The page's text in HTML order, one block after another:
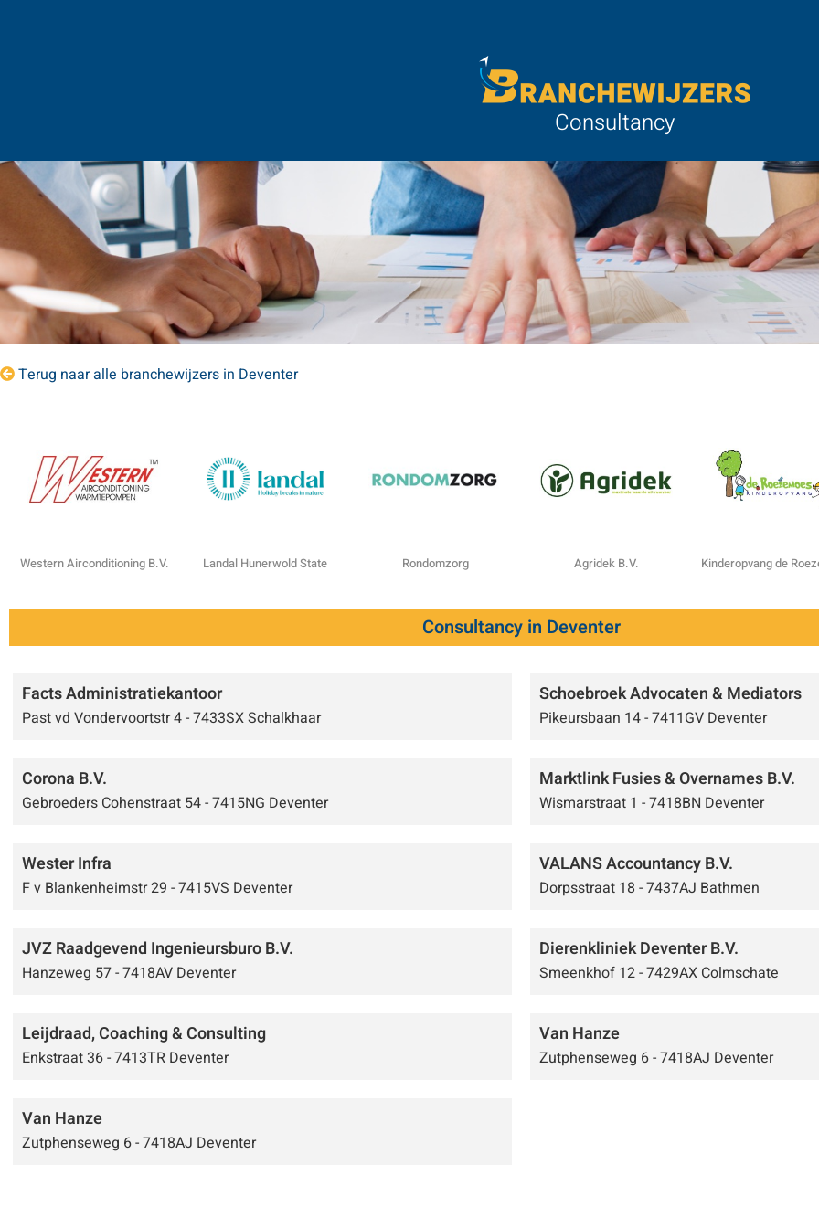
Consultancy
Terug naar alle branchewijzers in Deventer
Western Airconditioning B.V. Landal Hunerwold State Rondomzorg Agridek B.V. Kinderopvang de
Consultancy in Deventer
Facts Administratiekantoor
Past vd Vondervoortstr 4 - 7433SX Schalkhaar
Schoebroek Advocaten & Mediators
Pikeursbaan 14 - 7411GV Deventer
Corona B.V.
Gebroeders Cohenstraat 54 - 7415NG Deventer
Marktlink Fusies & Overnames B.V.
Wismarstraat 1 - 7418BN Deventer
Wester Infra
F v Blankenheimstr 29 - 7415VS Deventer
VALANS Accountancy B.V.
Dorpsstraat 18 - 7437AJ Bathmen
JVZ Raadgevend Ingenieursburo B.V.
Hanzeweg 57 - 7418AV Deventer
Dierenkliniek Deventer B.V.
Smeenkhof 12 - 7429AX Colmschate
Leijdraad, Coaching & Consulting
Enkstraat 36 - 7413TR Deventer
Van Hanze
Zutphenseweg 6 - 7418AJ Deventer
Van Hanze
Zutphenseweg 6 - 7418AJ Deventer